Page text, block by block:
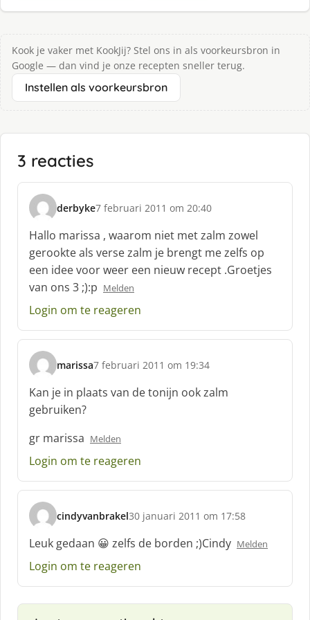
Kook je vaker met KookJij? Stel ons in als voorkeursbron in
Google — dan vind je onze recepten sneller terug.
Instellen als voorkeursbron
3 reacties
derbyke
s
c
h
r
e
e
:
7 februari 2011 om 20:40
Hallo marissa , waarom niet met zalm zowel
gerookte als verse zalm je brengt me zelfs op
een idee voor weer een nieuw recept .Groetjes
van ons 3 ;):p Melden
Login om te reageren
marissa
s
c
h
r
e
f
7 februari 2011 om 19:34
Kan je in plaats van de tonijn ook zalm
gebruiken?
gr marissa Melden
Login om te reageren
cindyvanbrakel
s
c
h
r
30 januari 2011 om 17:58
Leuk gedaan 😀 zelfs de borden ;)Cindy Melden
Login om te reageren